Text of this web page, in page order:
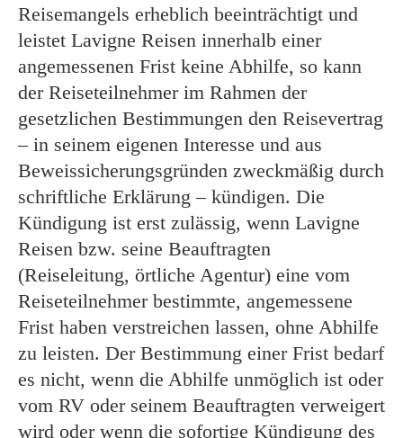
Reisemangels erheblich beeinträchtigt und
leistet Lavigne Reisen innerhalb einer
angemessenen Frist keine Abhilfe, so kann
der Reiseteilnehmer im Rahmen der
gesetzlichen Bestimmungen den Reisevertrag
– in seinem eigenen Interesse und aus
Beweissicherungsgründen zweckmäßig durch
schriftliche Erklärung – kündigen. Die
Kündigung ist erst zulässig, wenn Lavigne
Reisen bzw. seine Beauftragten
(Reiseleitung, örtliche Agentur) eine vom
Reiseteilnehmer bestimmte, angemessene
Frist haben verstreichen lassen, ohne Abhilfe
zu leisten. Der Bestimmung einer Frist bedarf
es nicht, wenn die Abhilfe unmöglich ist oder
vom RV oder seinem Beauftragten verweigert
wird oder wenn die sofortige Kündigung des